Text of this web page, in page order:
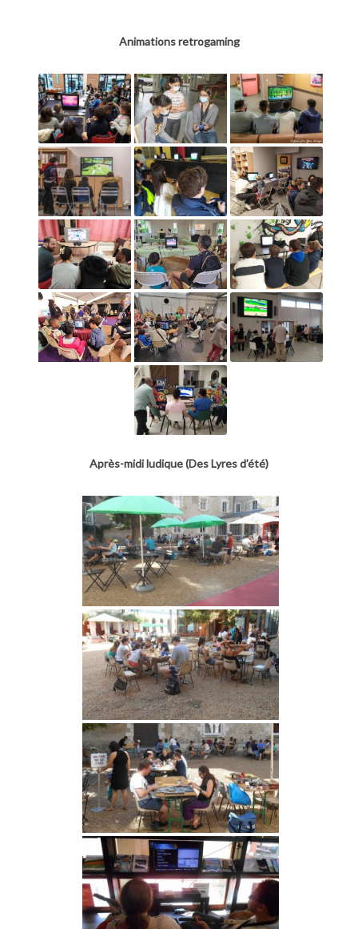
Animations retrogaming
Après-midi ludique (Des Lyres d’été)